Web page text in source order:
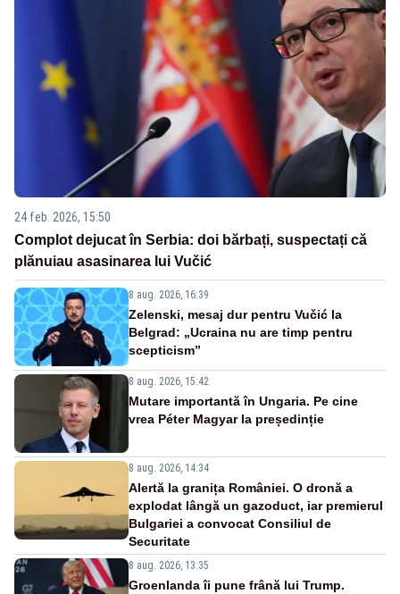
24 feb. 2026, 15:50
Complot dejucat în Serbia: doi bărbați, suspectați că
plănuiau asasinarea lui Vučić
8 aug. 2026, 16:39
Zelenski, mesaj dur pentru Vučić la
Belgrad: „Ucraina nu are timp pentru
scepticism”
8 aug. 2026, 15:42
Mutare importantă în Ungaria. Pe cine
vrea Péter Magyar la președinție
8 aug. 2026, 14:34
Alertă la granița României. O dronă a
explodat lângă un gazoduct, iar premierul
Bulgariei a convocat Consiliul de
Securitate
8 aug. 2026, 13:35
Groenlanda îi pune frână lui Trump.